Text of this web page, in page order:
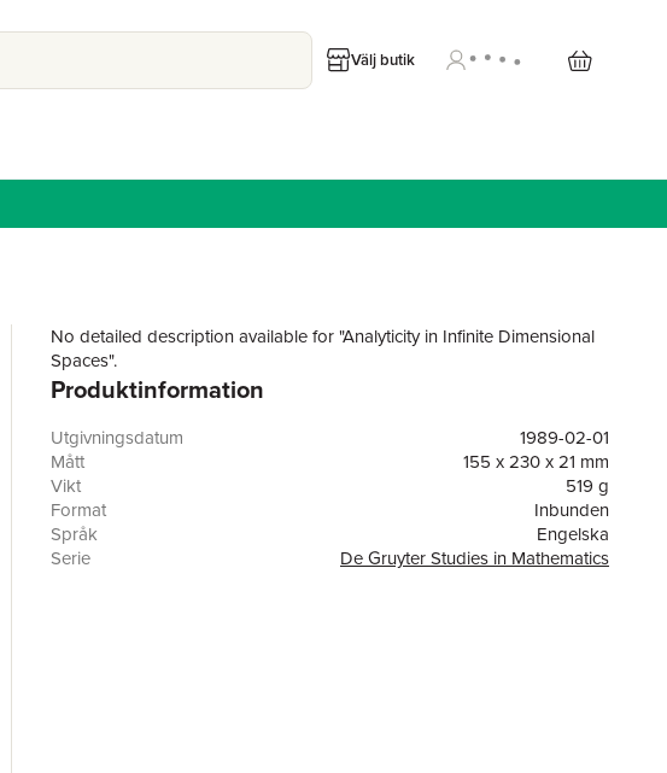
Välj butik
No detailed description available for "Analyticity in Infinite Dimensional
Spaces".
Produktinformation
Utgivningsdatum
1989-02-01
Mått
155 x 230 x 21 mm
Vikt
519 g
Format
Inbunden
Språk
Engelska
Serie
De Gruyter Studies in Mathematics